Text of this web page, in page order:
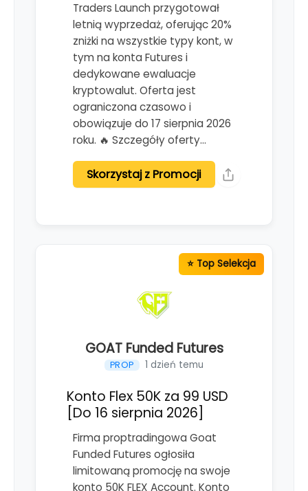
Traders Launch przygotował
letnią wyprzedaż, oferując 20%
zniżki na wszystkie typy kont, w
tym na konta Futures i
dedykowane ewaluacje
kryptowalut. Oferta jest
ograniczona czasowo i
obowiązuje do 17 sierpnia 2026
roku. 🔥 Szczegóły oferty…
Skorzystaj z Promocji
GOAT Funded Futures
PROP 1 dzień temu
Konto Flex 50K za 99 USD
[Do 16 sierpnia 2026]
Firma proptradingowa Goat
Funded Futures ogłosiła
limitowaną promocję na swoje
konto 50K FLEX Account. Konto